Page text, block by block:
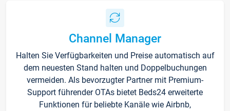
Channel Manager
Halten Sie Verfügbarkeiten und Preise automatisch auf
dem neuesten Stand halten und Doppelbuchungen
vermeiden. Als bevorzugter Partner mit Premium-
Support führender OTAs bietet Beds24 erweiterte
Funktionen für beliebte Kanäle wie Airbnb,